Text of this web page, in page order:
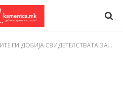
ЗА ЗАВРШЕНО ОДДЕЛЕНИЕ ПРИ ООУ “СВ. КИРИЛ И МЕТОДИЈ” ВО МАКЕДОНСКА КАМЕНИЦА